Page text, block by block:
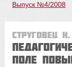
Выпуск №4/2008
Струговец Н.
поле